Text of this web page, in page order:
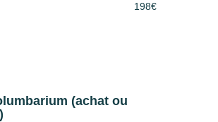
198€
(achat ou